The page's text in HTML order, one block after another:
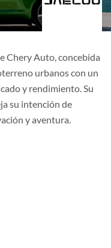
Chery Auto, concebida
urbanos con un
y rendimiento. Su
su intención de
y aventura.